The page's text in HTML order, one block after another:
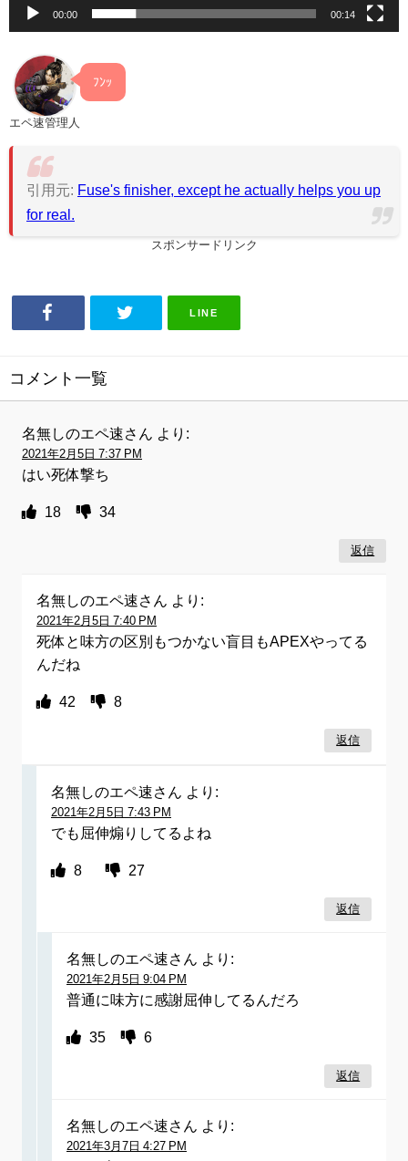
00:00 00:14
エペ速管理人
ﾌﾝｯ
引用元: Fuse's finisher, except he actually helps you up
for real.
スポンサードリンク
LINE
コメント一覧
名無しのエペ速さん より:
2021年2月5日 7:37 PM
はい死体撃ち
18 34
返信
名無しのエペ速さん より:
2021年2月5日 7:40 PM
死体と味方の区別もつかない盲目もAPEXやってる
んだね
42 8
返信
名無しのエペ速さん より:
2021年2月5日 7:43 PM
でも屈伸煽りしてるよね
8 27
返信
名無しのエペ速さん より:
2021年2月5日 9:04 PM
普通に味方に感謝屈伸してるんだろ
35 6
返信
名無しのエペ速さん より:
2021年3月7日 4:27 PM